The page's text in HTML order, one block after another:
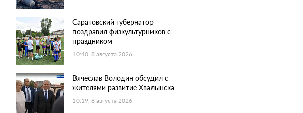
Саратовский губернатор
поздравил физкультурников с
праздником
10:40, 8 августа 2026
Вячеслав Володин обсудил с
жителями развитие Хвалынска
10:19, 8 августа 2026